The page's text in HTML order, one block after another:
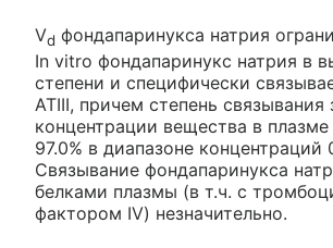
Vd фондапаринукса натрия
In vitro фондапаринукс натрия в
степени и специфически
АТIII, причем степень связывания
концентрации вещества в
97.0% в диапазоне концентраций
Связывание фондапаринукса
белками плазмы (в т.ч. с
фактором IV) незначительно.